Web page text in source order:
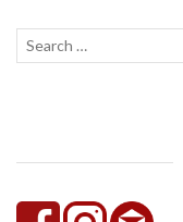
Recherche